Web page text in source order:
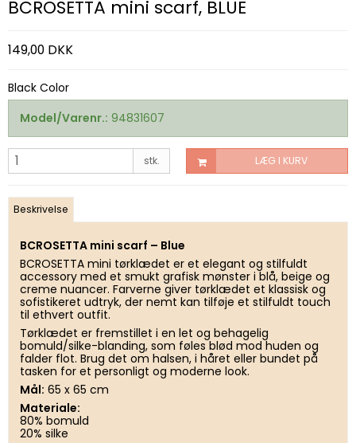
BCROSETTA mini scarf, BLUE
149,00 DKK
Black Color
Model/Varenr.: 94831607
stk. LÆG I KURV
Beskrivelse
BCROSETTA mini scarf – Blue
BCROSETTA mini tørklædet er et elegant og stilfuldt
accessory med et smukt grafisk mønster i blå, beige og
creme nuancer. Farverne giver tørklædet et klassisk og
sofistikeret udtryk, der nemt kan tilføje et stilfuldt touch
til ethvert outfit.
Tørklædet er fremstillet i en let og behagelig
bomuld/silke-blanding, som føles blød mod huden og
falder flot. Brug det om halsen, i håret eller bundet på
tasken for et personligt og moderne look.
Mål: 65 x 65 cm
Materiale:
80% bomuld
20% silke